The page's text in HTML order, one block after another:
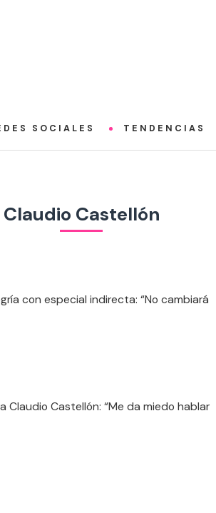
SOCIALES TENDENCIAS
Claudio Castellón
con especial indirecta: “No cambiará
Claudio Castellón: “Me da miedo hablar